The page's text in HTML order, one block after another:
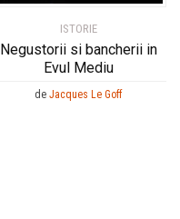
ISTORIE
Negustorii si bancherii in
Evul Mediu
de Jacques Le Goff